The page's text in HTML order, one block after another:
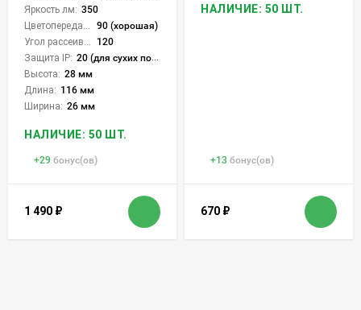
Яркость лм: 350
90 (хорошая)
120
Защита IP: 20 (для сухих пом.)
Высота: 28 мм
Длина: 116 мм
Ширина: 26 мм
НАЛИЧИЕ: 50 ШТ.
+29 бонус(ов)
1 490 ₽
НАЛИЧИЕ: 50 ШТ.
+13 бонус(ов)
670 ₽